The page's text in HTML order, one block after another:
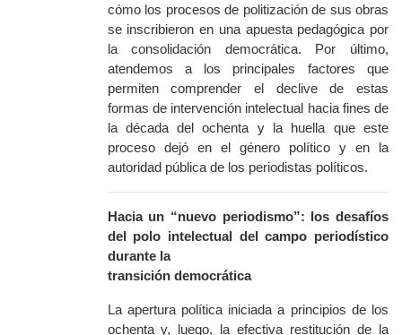
cómo los procesos de politización de sus obras
se inscribieron en una apuesta pedagógica por
la consolidación democrática. Por último,
atendemos a los principales factores que
permiten comprender el declive de estas
formas de intervención intelectual hacia fines de
la década del ochenta y la huella que este
proceso dejó en el género político y en la
autoridad pública de los periodistas políticos.
Hacia un “nuevo periodismo”: los desafíos
del polo intelectual del campo periodístico
durante la
transición democrática
La apertura política iniciada a principios de los
ochenta y, luego, la efectiva restitución de la